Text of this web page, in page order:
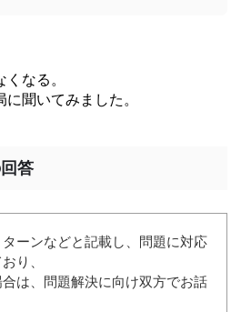
なる。
聞いてみました。
答
ーンなどと記載し、問題に対応
り、
は、問題解決に向け双方でお話